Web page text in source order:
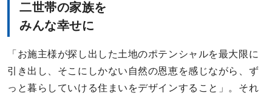
二世帯の家族を
みんな幸せに
「お施主様が探し出した土地のポテンシャルを最大限に
引き出し、そこにしかない自然の恩恵を感じながら、ず
っと暮らしていける住まいをデザインすること」。それ